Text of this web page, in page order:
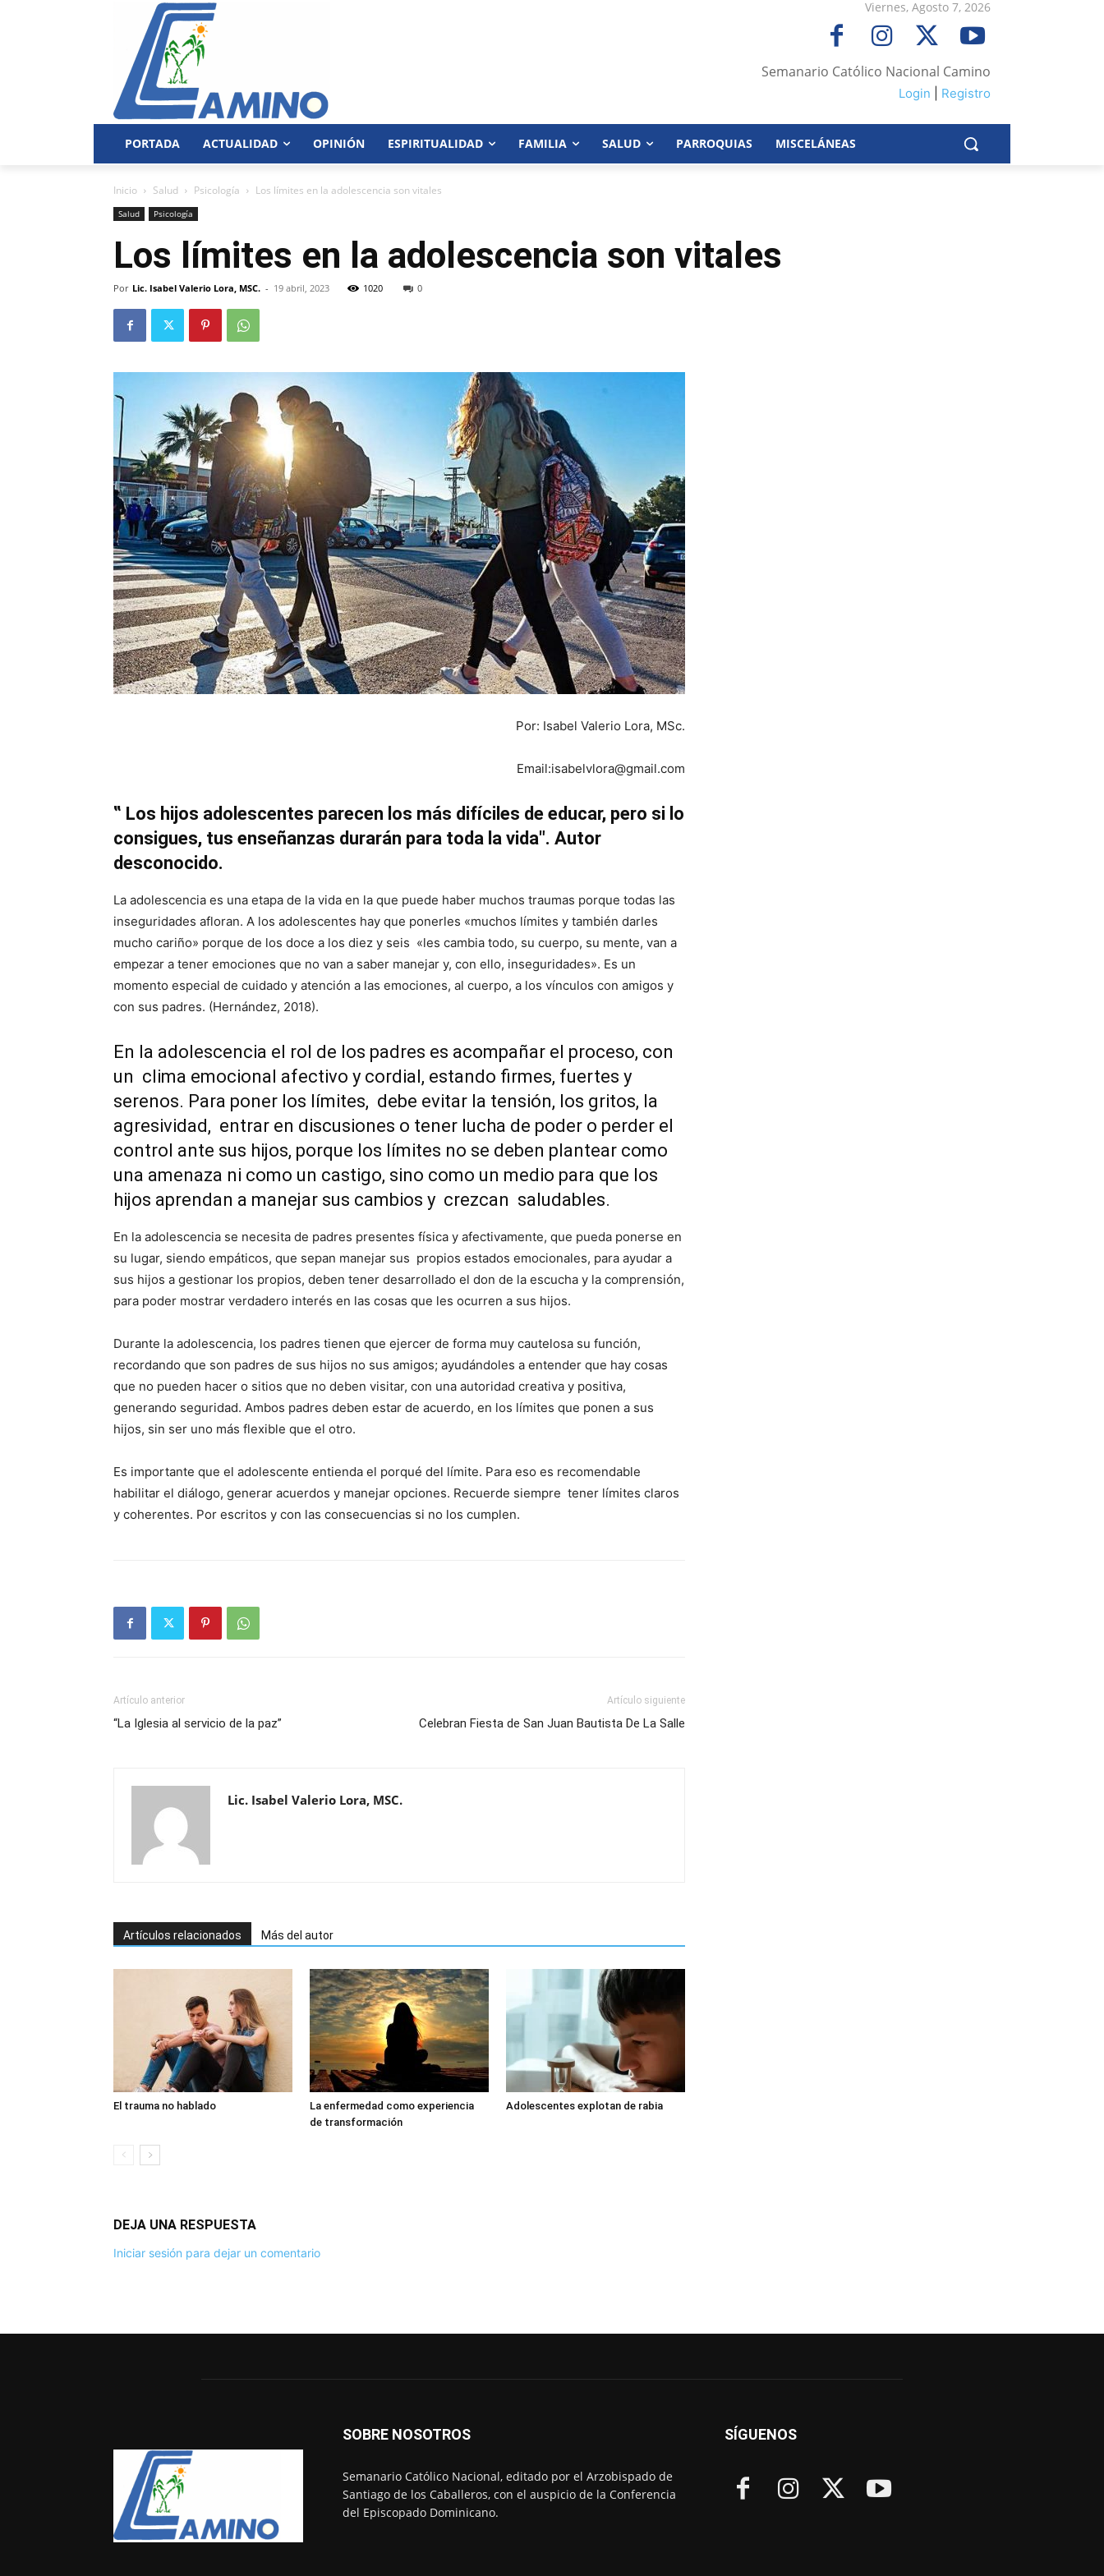
Viernes, Agosto 7, 2026
Semanario Católico Nacional Camino
Login Registro
PORTADA ACTUALIDAD OPINIÓN ESPIRITUALIDAD FAMILIA SALUD PARROQUIAS MISCELÁNEAS
Inicio Salud Psicología Los límites en la adolescencia son vitales
Salud Psicología
Los límites en la adolescencia son vitales
Por Lic. Isabel Valerio Lora, MSC. - 19 abril, 2023 1020 0
Por: Isabel Valerio Lora, MSc.
Email:isabelvlora@gmail.com
‟ Los hijos adolescentes parecen los más difíciles de educar, pero si lo
consigues, tus enseñanzas durarán para toda la vida″. Autor
desconocido.
La adolescencia es una etapa de la vida en la que puede haber muchos traumas porque todas las
inseguridades afloran. A los adolescentes hay que ponerles «muchos límites y también darles
mucho cariño» porque de los doce a los diez y seis «les cambia todo, su cuerpo, su mente, van a
empezar a tener emociones que no van a saber manejar y, con ello, inseguridades». Es un
momento especial de cuidado y atención a las emociones, al cuerpo, a los vínculos con amigos y
con sus padres. (Hernández, 2018).
En la adolescencia el rol de los padres es acompañar el proceso, con
un clima emocional afectivo y cordial, estando firmes, fuertes y
serenos. Para poner los límites, debe evitar la tensión, los gritos, la
agresividad, entrar en discusiones o tener lucha de poder o perder el
control ante sus hijos, porque los límites no se deben plantear como
una amenaza ni como un castigo, sino como un medio para que los
hijos aprendan a manejar sus cambios y crezcan saludables.
En la adolescencia se necesita de padres presentes física y afectivamente, que pueda ponerse en
su lugar, siendo empáticos, que sepan manejar sus propios estados emocionales, para ayudar a
sus hijos a gestionar los propios, deben tener desarrollado el don de la escucha y la comprensión,
para poder mostrar verdadero interés en las cosas que les ocurren a sus hijos.
Durante la adolescencia, los padres tienen que ejercer de forma muy cautelosa su función,
recordando que son padres de sus hijos no sus amigos; ayudándoles a entender que hay cosas
que no pueden hacer o sitios que no deben visitar, con una autoridad creativa y positiva,
generando seguridad. Ambos padres deben estar de acuerdo, en los límites que ponen a sus
hijos, sin ser uno más flexible que el otro.
Es importante que el adolescente entienda el porqué del límite. Para eso es recomendable
habilitar el diálogo, generar acuerdos y manejar opciones. Recuerde siempre tener límites claros
y coherentes. Por escritos y con las consecuencias si no los cumplen.
Artículo anterior
“La Iglesia al servicio de la paz”
Artículo siguiente
Celebran Fiesta de San Juan Bautista De La Salle
Lic. Isabel Valerio Lora, MSC.
Artículos relacionados Más del autor
El trauma no hablado
La enfermedad como experiencia
de transformación
Adolescentes explotan de rabia
DEJA UNA RESPUESTA
Iniciar sesión para dejar un comentario
SOBRE NOSOTROS
Semanario Católico Nacional, editado por el Arzobispado de
Santiago de los Caballeros, con el auspicio de la Conferencia
del Episcopado Dominicano.
SÍGUENOS